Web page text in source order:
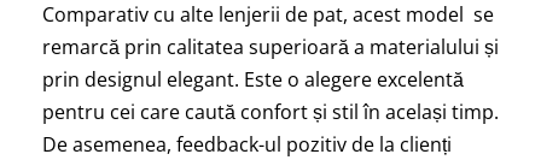
Comparativ cu alte lenjerii de pat, acest model se
remarcă prin calitatea superioară a materialului și
prin designul elegant. Este o alegere excelentă
pentru cei care caută confort și stil în același timp.
De asemenea, feedback-ul pozitiv de la clienți